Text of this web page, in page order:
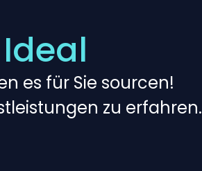
Ideal
es für Sie sourcen!
zu erfahren.